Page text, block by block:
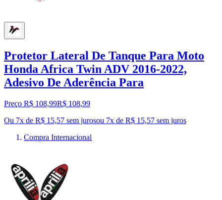
Protetor Lateral De Tanque Para Moto
Honda Africa Twin ADV 2016-2022,
Adesivo De Aderência Para
Preço R$ 108,99R$ 108,99
Ou 7x de R$ 15,57 sem jurosou 7x de R$ 15,57 sem juros
Compra Internacional